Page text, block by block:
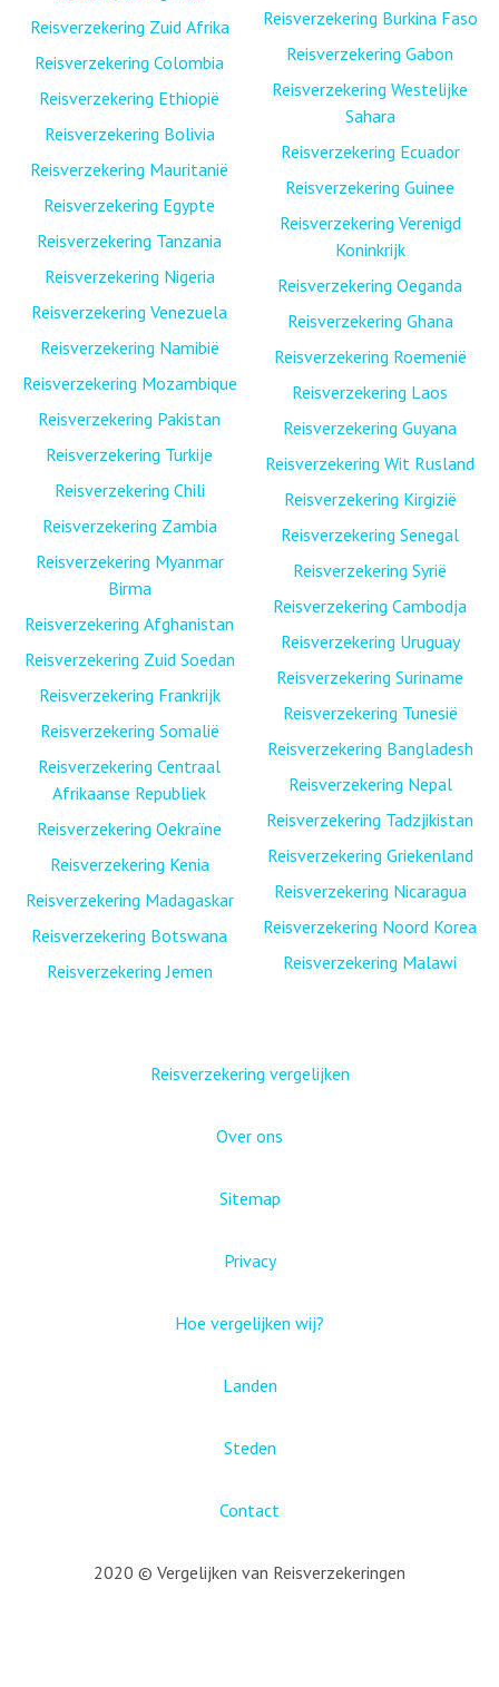
Reisverzekering Zuid Afrika
Reisverzekering Colombia
Reisverzekering Ethiopië
Reisverzekering Bolivia
Reisverzekering Mauritanië
Reisverzekering Egypte
Reisverzekering Tanzania
Reisverzekering Nigeria
Reisverzekering Venezuela
Reisverzekering Namibië
Reisverzekering Mozambique
Reisverzekering Pakistan
Reisverzekering Turkije
Reisverzekering Chili
Reisverzekering Zambia
Reisverzekering Myanmar
Birma
Reisverzekering Afghanistan
Reisverzekering Zuid Soedan
Reisverzekering Frankrijk
Reisverzekering Somalië
Reisverzekering Centraal
Afrikaanse Republiek
Reisverzekering Oekraïne
Reisverzekering Kenia
Reisverzekering Madagaskar
Reisverzekering Botswana
Reisverzekering Jemen
Reisverzekering Burkina Faso
Reisverzekering Gabon
Reisverzekering Westelijke
Sahara
Reisverzekering Ecuador
Reisverzekering Guinee
Reisverzekering Verenigd
Koninkrijk
Reisverzekering Oeganda
Reisverzekering Ghana
Reisverzekering Roemenië
Reisverzekering Laos
Reisverzekering Guyana
Reisverzekering Wit Rusland
Reisverzekering Kirgizië
Reisverzekering Senegal
Reisverzekering Syrië
Reisverzekering Cambodja
Reisverzekering Uruguay
Reisverzekering Suriname
Reisverzekering Tunesië
Reisverzekering Bangladesh
Reisverzekering Nepal
Reisverzekering Tadzjikistan
Reisverzekering Griekenland
Reisverzekering Nicaragua
Reisverzekering Noord Korea
Reisverzekering Malawi
Reisverzekering vergelijken
Over ons
Sitemap
Privacy
Hoe vergelijken wij?
Landen
Steden
Contact
2020 © Vergelijken van Reisverzekeringen